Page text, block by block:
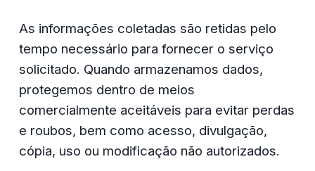
As informações coletadas são retidas pelo
tempo necessário para fornecer o serviço
solicitado. Quando armazenamos dados,
protegemos dentro de meios
comercialmente aceitáveis ​​para evitar perdas
e roubos, bem como acesso, divulgação,
cópia, uso ou modificação não autorizados.